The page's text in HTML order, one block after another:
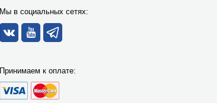
Мы в социальных сетях:
Принимаем к оплате: